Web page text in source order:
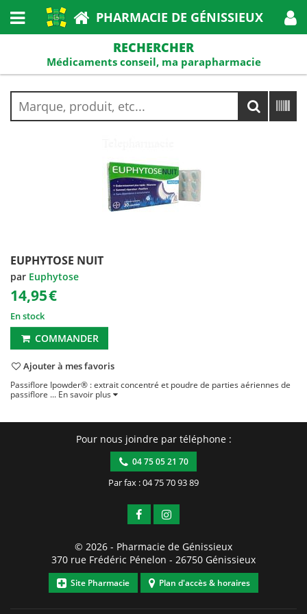
PHARMACIE DE GÉNISSIEUX
RECHERCHER
Médicaments conseil, ma parapharmacie
EUPHYTOSE NUIT
par Euphytose
14,95€
En stock
COMMANDER
Ajouter à mes favoris
Passiflore Ipowder® : extrait concentré et poudre de parties aériennes de
passiflore ... En savoir plus
Pour nous joindre par téléphone :
04 75 05 21 70
Par fax : 04 75 70 93 89
© 2026 - Pharmacie de Génissieux
370 rue Frédéric Pénelon - 26750 Génissieux
Site Pharmacie Plan d'accès & horaires